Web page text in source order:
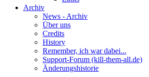
Archiv
News - Archiv
Über uns
Credits
History
Remember, ich war dabei...
Support-Forum (kill-them-all.de)
Änderungshistorie